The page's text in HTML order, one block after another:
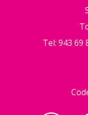
Tel: 943 69